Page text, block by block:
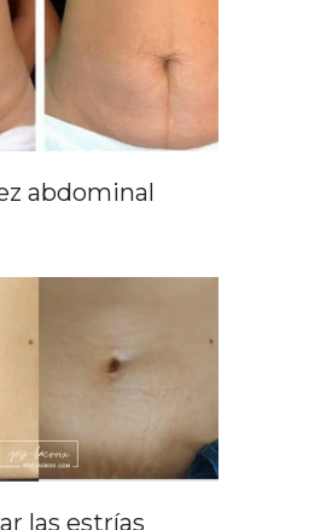
abdominal
las estrías